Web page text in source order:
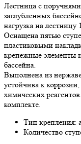
Лестница с поручнями
заглубленных
нагрузка на лестницу
Оснащена пятью
пластиковыми
крепежные элементы
бассейна.
Выполнена из
устойчива к
химических
комплекте.
Тип крепления:
Количество